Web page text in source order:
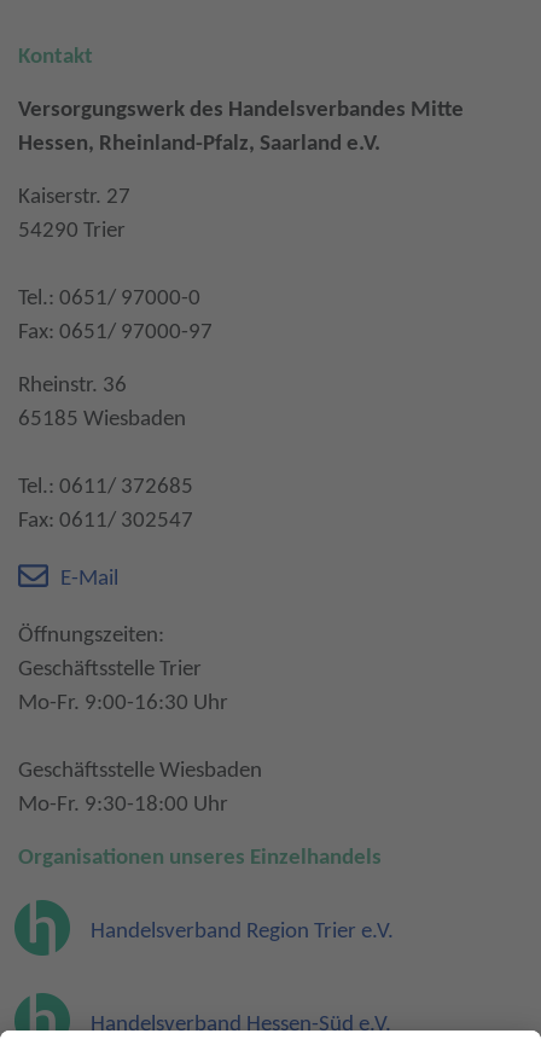
Kontakt
Versorgungswerk des Handelsverbandes Mitte
Hessen, Rheinland-Pfalz, Saarland e.V.
Kaiserstr. 27
54290 Trier
Tel.: 0651/ 97000-0
Fax: 0651/ 97000-97
Rheinstr. 36
65185 Wiesbaden
Tel.: 0611/ 372685
Fax: 0611/ 302547
E-Mail
Öffnungszeiten:
Geschäftsstelle Trier
Mo-Fr. 9:00-16:30 Uhr
Geschäftsstelle Wiesbaden
Mo-Fr. 9:30-18:00 Uhr
Organisationen unseres Einzelhandels
Handelsverband Region Trier e.V.
Handelsverband Hessen-Süd e.V.